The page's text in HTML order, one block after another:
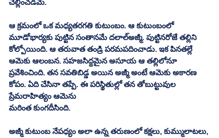
చెల్లించడమే.
ఆ క్రమంలో ఒక మధ్యతరగతి కుటుంబం. ఆ కుటుంబంలో
మూడోభార్యకు పుట్టిన సంతానమే దలాల్‌అజ్మీ. పుట్టినరోజే తల్లిని
కోల్పోయింది. ఆ తరువాత తండ్రి పరమపదించాడు. ఇక పినతల్లే
ఆమెకు ఆలంబన. సహజసిద్దమైన అసూయ ఆ తల్లిలోనూ
ప్రవేశించింది. తన సవతిబిడ్డ అయిన అజ్మీ అంటే ఆమెకు అకారణ
కోపం. ఏది చేసినా తప్పే. ఈ పరిస్థితుల్లో తన తోబుట్టువుల
ప్రేమరాహిత్యం ఆమెను
మరింత కుంగదీసింది.
అజ్మీ కుటుంబ నేపధ్యం అలా ఉన్న తరుణంలో కక్షలు, కుమ్ములాటలు,